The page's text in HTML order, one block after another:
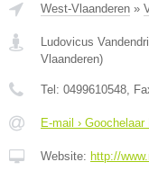
West-Vlaanderen »
Ludovicus
Vlaanderen)
Tel: 0499610548 ,
E-mail ›
Website: http://